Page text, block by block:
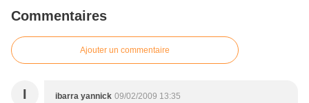
Commentaires
Ajouter un commentaire
I ibarra yannick 09/02/2009 13:35